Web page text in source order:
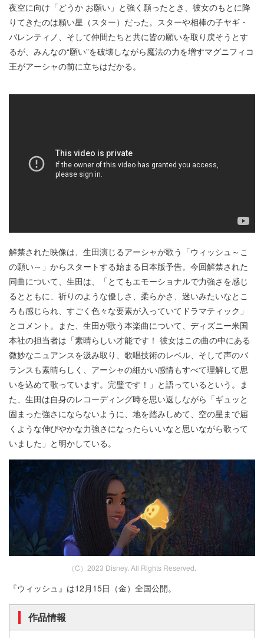
夜空に向け「どうか お願い」と強く願ったとき、彼女のもとに降
りてきたのは願い星（スター）だった。スターや相棒の子ヤギ・
バレンティノ、そして仲間たちと共に皆の願いを取り戻そうとす
るが、みんなの“願い”を破壊しながら魔法の力を増すマグニフィコ
王がアーシャの前に立ちはだかる。
解禁された映像は、生田演じるアーシャが歌う「ウィッシュ～こ
の願い～」からスタートする始まる日本版予告。今回解禁された
同曲について、生田は、「とてもエモーショナルで力強さを感じ
るとともに、祈りのような優しさ、柔らかさ、迷いみたいなとこ
ろも感じられ、すごく色々な要素が入っていてドラマティック」
とコメント。また、生田が歌う本楽曲について、ディズニー米国
本社の担当者は「素晴らしい才能です！ 彼女はこの曲の中にある
微妙なニュアンスを汲み取り、歌唱技術のレベル、そして声のバ
ランスも素晴らしく、アーシャの細かい感情もすべて理解して思
いを込めて歌っています。完璧です！」と語っているという。ま
た、生田は自身のレコーディング時を思い返しながら「ギュッと
固まった強さにならないように、地を踏みしめて、空の星まで届
くような伸びやかな力強さになったらいいなと思いながら歌って
いました」と明かしている。
（C）2023 Disney. All Rights Reserved.
『ウィッシュ』は12月15日（金）全国公開。
作品情報